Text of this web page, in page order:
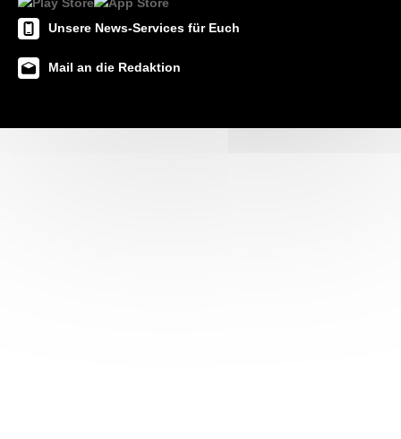
Unsere News-Services für Euch
Mail an die Redaktion